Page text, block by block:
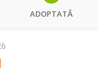
ADOPTATĂ